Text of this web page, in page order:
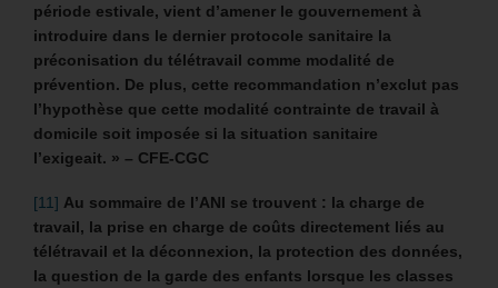
période estivale, vient d’amener le gouvernement à
introduire dans le dernier protocole sanitaire la
préconisation du télétravail comme modalité de
prévention. De plus, cette recommandation n’exclut pas
l’hypothèse que cette modalité contrainte de travail à
domicile soit imposée si la situation sanitaire
l’exigeait. » – CFE-CGC
[11] Au sommaire de l’ANI se trouvent : la charge de
travail, la prise en charge de coûts directement liés au
télétravail et la déconnexion, la protection des données,
la question de la garde des enfants lorsque les classes